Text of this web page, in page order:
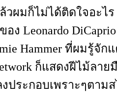
วผมก็ไม่ได้ติดใจอะไร
อง Leonardo
Hammer ที่ผมรู้จัก
ก็แสดงฝีไม้ลาย
งประกอบเพราะๆตาม